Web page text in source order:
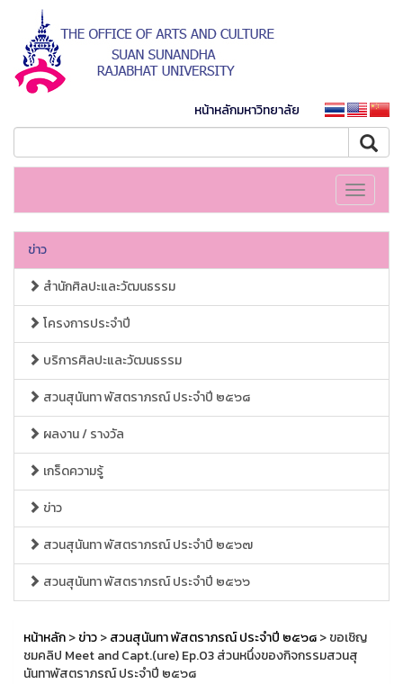
หน้าหลักมหาวิทยาลัย
Toggle
ข่าว
สำนักศิลปะและวัฒนธรรม
โครงการประจำปี
บริการศิลปะและวัฒนธรรม
สวนสุนันทา พัสตราภรณ์ ประจำปี ๒๕๖๘
ผลงาน / รางวัล
เกร็ดความรู้
ข่าว
สวนสุนันทา พัสตราภรณ์ ประจำปี ๒๕๖๗
สวนสุนันทา พัสตราภรณ์ ประจำปี ๒๕๖๖
หน้าหลัก>ข่าว>สวนสุนันทา พัสตราภรณ์ ประจำปี ๒๕๖๘> ขอเชิญ
ชมคลิป Meet and Capt.(ure) Ep.03 ส่วนหนึ่งของกิจกรรมสวนสุ
นันทาพัสตราภรณ์ ประจำปี ๒๕๖๘